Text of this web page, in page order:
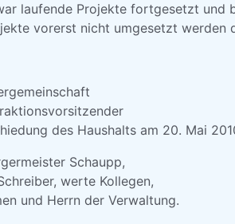
laufende Projekte fortgesetzt und
vorerst nicht umgesetzt werden
des Haushalts am 20. Mai
Schaupp,
werte Kollegen,
und Herrn der Verwaltung.